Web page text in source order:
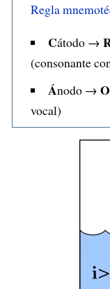
Regla
Cátodo →
(consonante
Ánodo → O
vocal)